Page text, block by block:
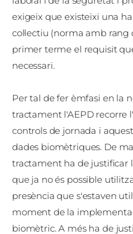
exigeix que existeixi una
col·lectiu (norma amb
primer terme el requisit
necessari.
Per tal de fer èmfasi en la
tractament l'AEPD recorre
controls de jornada i
dades biomètriques. De
tractament ha de justificar
que ja no és possible
presència que s'estaven
moment de la
biomètric. A més ha de